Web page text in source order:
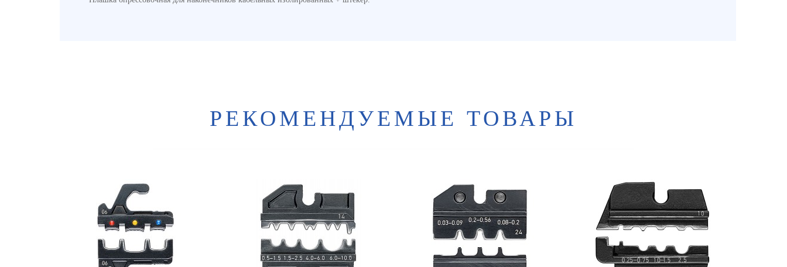
РЕКОМЕНДУЕМЫЕ ТОВАРЫ